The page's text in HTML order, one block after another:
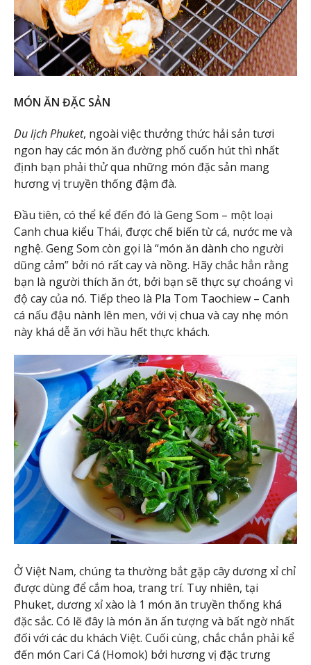
MÓN ĂN ĐẶC SẢN
Du lịch Phuket, ngoài việc thưởng thức hải sản tươi
ngon hay các món ăn đường phố cuốn hút thì nhất
định bạn phải thử qua những món đặc sản mang
hương vị truyền thống đậm đà.
Đầu tiên, có thể kể đến đó là Geng Som – một loại
Canh chua kiểu Thái, được chế biến từ cá, nước me và
nghệ. Geng Som còn gọi là “món ăn dành cho người
dũng cảm” bởi nó rất cay và nồng. Hãy chắc hẳn rằng
bạn là người thích ăn ớt, bởi bạn sẽ thực sự choáng vì
độ cay của nó. Tiếp theo là Pla Tom Taochiew – Canh
cá nấu đậu nành lên men, với vị chua và cay nhẹ món
này khá dễ ăn với hầu hết thực khách.
Ở Việt Nam, chúng ta thường bắt gặp cây dương xỉ chỉ
được dùng để cắm hoa, trang trí. Tuy nhiên, tại
Phuket, dương xỉ xào là 1 món ăn truyền thống khá
đặc sắc. Có lẽ đây là món ăn ấn tượng và bất ngờ nhất
đối với các du khách Việt. Cuối cùng, chắc chắn phải kể
đến món Cari Cá (Homok) bởi hương vị đặc trưng